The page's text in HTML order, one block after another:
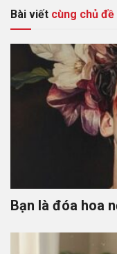
Bài viết cùng chủ đề
Bạn là đóa hoa